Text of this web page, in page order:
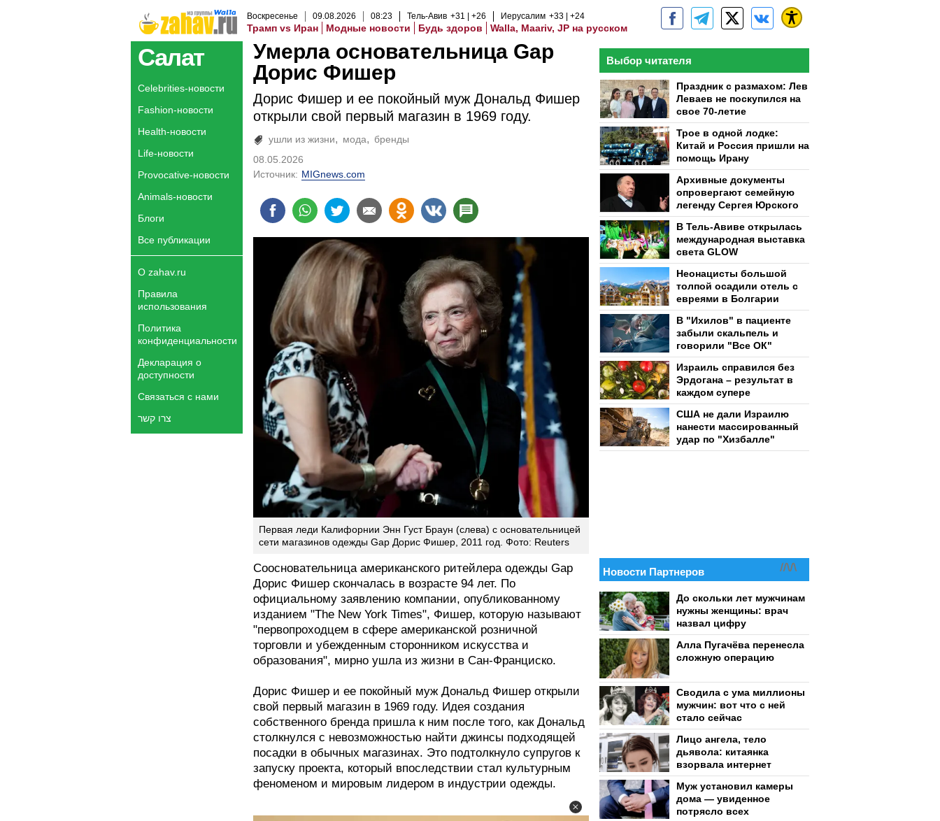
Воскресенье 09.08.2026 08:23 Тель-Авив +31 +26 Иерусалим +33 +24
Трамп vs Иран Модные новости Будь здоров Walla, Maariv, JP на русском
Салат
Celebrities-новости
Fashion-новости
Health-новости
Life-новости
Provocative-новости
Animals-новости
Блоги
Все публикации
О zahav.ru
Правила
использования
Политика
конфиденциальности
Декларация о
доступности
Связаться с нами
צרו קשר
Умерла основательница Gap
Дорис Фишер
Дорис Фишер и ее покойный муж Дональд Фишер
открыли свой первый магазин в 1969 году.
ушли из жизни мода
бренды
08.05.2026
Источник: MIGnews.com
Первая леди Калифорнии Энн Густ Браун (слева) с основательницей
сети магазинов одежды Gap Дорис Фишер, 2011 год. Фото: Reuters
Соосновательница американского ритейлера одежды Gap
Дорис Фишер скончалась в возрасте 94 лет. По
официальному заявлению компании, опубликованному
изданием "The New York Times", Фишер, которую называют
"первопроходцем в сфере американской розничной
торговли и убежденным сторонником искусства и
образования", мирно ушла из жизни в Сан-Франциско.
Дорис Фишер и ее покойный муж Дональд Фишер открыли
свой первый магазин в 1969 году. Идея создания
собственного бренда пришла к ним после того, как Дональд
столкнулся с невозможностью найти джинсы подходящей
посадки в обычных магазинах. Это подтолкнуло супругов к
запуску проекта, который впоследствии стал культурным
феноменом и мировым лидером в индустрии одежды.
Выбор читателя
Праздник с размахом: Лев
Леваев не поскупился на
свое 70-летие
Трое в одной лодке:
Китай и Россия пришли на
помощь Ирану
Архивные документы
опровергают семейную
легенду Сергея Юрского
В Тель-Авиве открылась
международная выставка
света GLOW
Неонацисты большой
толпой осадили отель с
евреями в Болгарии
В "Ихилов" в пациенте
забыли скальпель и
говорили "Все ОК"
Израиль справился без
Эрдогана – результат в
каждом супере
США не дали Израилю
нанести массированный
удар по "Хизбалле"